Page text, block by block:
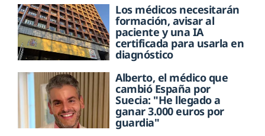
Los médicos necesitarán
formación, avisar al
paciente y una IA
certificada para usarla en
diagnóstico
Alberto, el médico que
cambió España por
Suecia: "He llegado a
ganar 3.000 euros por
guardia"